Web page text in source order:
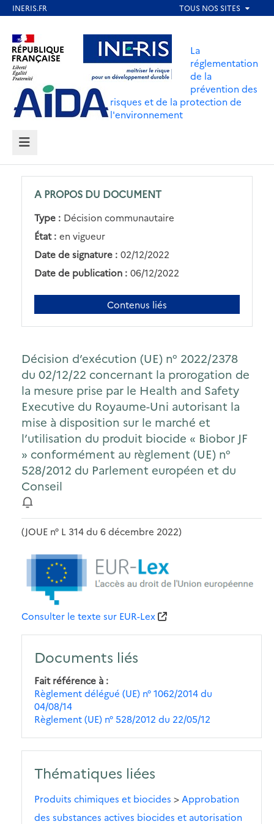
contenu
principal
Aller au contenu Aller au menu
Aller au pied de page
La
réglementation
de la
prévention des
risques et de la protection de
l'environnement
MENU
A PROPOS DU DOCUMENT
Type : Décision communautaire
État : en vigueur
Date de signature : 02/12/2022
Date de publication : 06/12/2022
Contenus liés
Décision d’exécution (UE) n° 2022/2378
du 02/12/22 concernant la prorogation de
la mesure prise par le Health and Safety
Executive du Royaume-Uni autorisant la
mise à disposition sur le marché et
l’utilisation du produit biocide « Biobor JF
» conformément au règlement (UE) n°
528/2012 du Parlement européen et du
Conseil
(JOUE n° L 314 du 6 décembre 2022)
Consulter le texte sur EUR-Lex
Documents liés
Fait référence à
Règlement délégué (UE) n° 1062/2014 du
04/08/14
Règlement (UE) n° 528/2012 du 22/05/12
Thématiques liées
Produits chimiques et biocides > Approbation
des substances actives biocides et autorisation